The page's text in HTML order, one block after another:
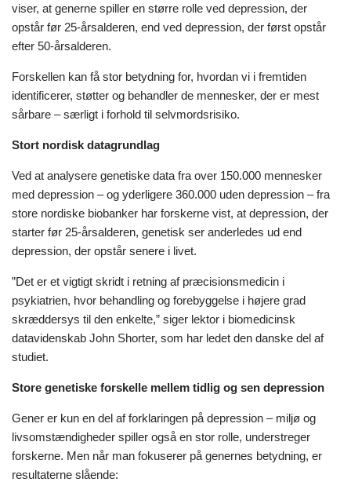
viser, at generne spiller en større rolle ved depression, der
opstår før 25-årsalderen, end ved depression, der først opstår
efter 50-årsalderen.
Forskellen kan få stor betydning for, hvordan vi i fremtiden
identificerer, støtter og behandler de mennesker, der er mest
sårbare – særligt i forhold til selvmordsrisiko.
Stort nordisk datagrundlag
Ved at analysere genetiske data fra over 150.000 mennesker
med depression – og yderligere 360.000 uden depression – fra
store nordiske biobanker har forskerne vist, at depression, der
starter før 25-årsalderen, genetisk ser anderledes ud end
depression, der opstår senere i livet.
”Det er et vigtigt skridt i retning af præcisionsmedicin i
psykiatrien, hvor behandling og forebyggelse i højere grad
skræddersys til den enkelte,” siger lektor i biomedicinsk
datavidenskab John Shorter, som har ledet den danske del af
studiet.
Store genetiske forskelle mellem tidlig og sen depression
Gener er kun en del af forklaringen på depression – miljø og
livsomstændigheder spiller også en stor rolle, understreger
forskerne. Men når man fokuserer på genernes betydning, er
resultaterne slående: